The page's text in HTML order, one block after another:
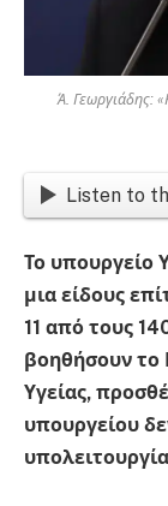
Ά. Γεωργιάδης:
Listen to
Το υπουργείο
μια είδους
11 από τους
βοηθήσουν το
Υγείας,
υπουργείου